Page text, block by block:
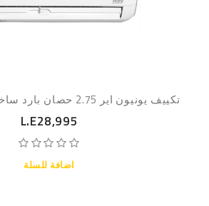
تكييف يونيون اير 2.75 حصان بارد ساخن ديجيتال إنفرتر
L.E28,995
اضافة للسلة